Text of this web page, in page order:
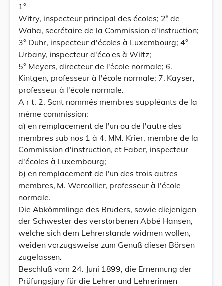
1°
Witry, inspecteur principal des écoles; 2° de
Waha, secrétaire de la Commission d'instruction;
3° Duhr, inspecteur d'écoles à Luxembourg; 4°
Urbany, inspecteur d'écoles à Wiltz;
5° Meyers, directeur de l'école normale; 6.
Kintgen, professeur à l'école normale; 7. Kayser,
professeur à l'école normale.
A r t. 2. Sont nommés membres suppléants de la
même commission:
a) en remplacement de l'un ou de l'autre des
membres sub nos 1 à 4, MM. Krier, membre de la
Commission d'instruction, et Faber, inspecteur
d'écoles à Luxembourg;
b) en remplacement de l'un des trois autres
membres, M. Wercollier, professeur à l'école
normale.
Die Abkömmlinge des Bruders, sowie diejenigen
der Schwester des verstorbenen Abbé Hansen,
welche sich dem Lehrerstande widmen wollen,
weiden vorzugsweise zum Genuß dieser Börsen
zugelassen.
Beschluß vom 24. Juni 1899, die Ernennung der
Prüfungsjury für die Lehrer und Lehrerinnen